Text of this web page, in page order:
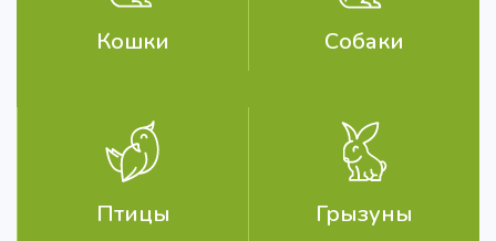
Кошки Собаки
Птицы Грызуны